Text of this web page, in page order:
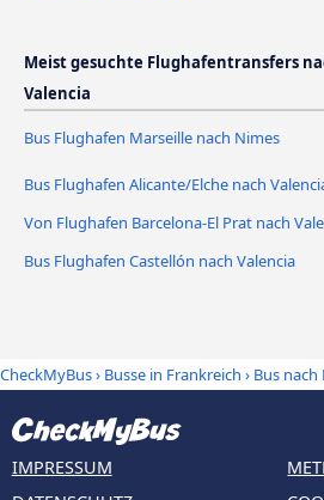
Meist gesuchte Flughafentransfers
Valencia
Bus Flughafen Marseille nach Nimes
Bus Flughafen Alicante/Elche nach
Von Flughafen Barcelona-El Prat nach
Bus Flughafen Castellón nach Valencia
CheckMyBus› Busse in Frankreich › Bus nach
IMPRESSUM